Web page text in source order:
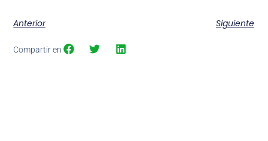
Anterior Siguiente
Compartir en